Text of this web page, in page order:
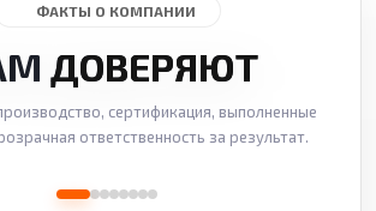
ФАКТЫ О КОМПАНИИ
ДОВЕРЯЮТ
сертификация, выполненные
ответственность за результат.